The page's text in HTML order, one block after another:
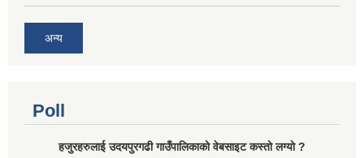
अन्य
Poll
हजुरहरुलाई उदयपुरगढी गाउँपालिकाको वेबसाइट कस्तो लग्यो ?